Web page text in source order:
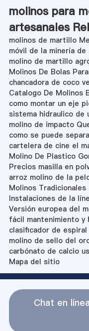
molinos para
artesanales
molinos de martillo
móvil de la minería
molino de martillo
Molinos De Bolas
chancadora de coco
Catalogo De Molinos
como montar un eje
sistema hidraulico de
molino de impacto
como se puede
cartelera de cine el
Molino De Plastico
Precios masilla en
arroz molino de la
Molinos
Instalaciones de la
Versión europea del
fácil mantenimiento y
clasificador de espiral
molino de sello del
carbónato de calcio
Mapa del sitio
Chat en línea